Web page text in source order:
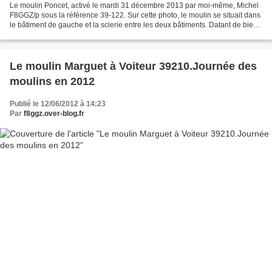
Le moulin Poncet, activé le mardi 31 décembre 2013 par moi-même, Michel
F8GGZ/p sous la référence 39-122. Sur cette photo, le moulin se situait dans
le bâtiment de gauche et la scierie entre les deux bâtiments. Datant de bien
Le moulin Marguet à Voiteur 39210.Journée des
moulins en 2012
Publié le 12/06/2012 à 14:23
Par f8ggz.over-blog.fr